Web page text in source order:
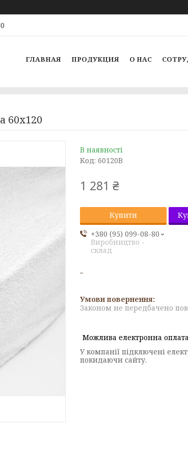
ГЛАВНАЯ ПРОДУКЦИЯ О НАС
60x120
В наявності
Код: 60120B
1 281 ₴
Купити
+380 (95) 099-08-80
Виробництво -
склад
Законом не передбачено
У компанії підключені
покидаючи сайту.